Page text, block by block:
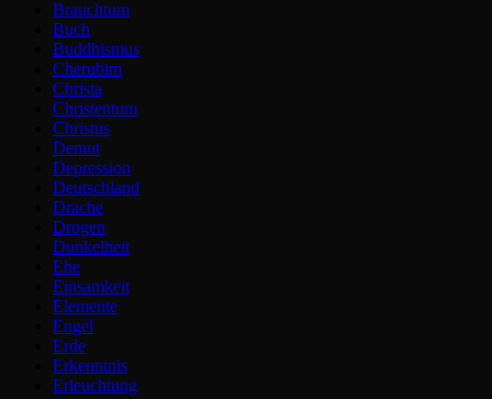
Brauchtum
Buch
Buddhismus
Cherubim
Christa
Christentum
Christus
Demut
Depression
Deutschland
Drache
Drogen
Dunkelheit
Ehe
Einsamkeit
Elemente
Engel
Erde
Erkenntnis
Erleuchtung